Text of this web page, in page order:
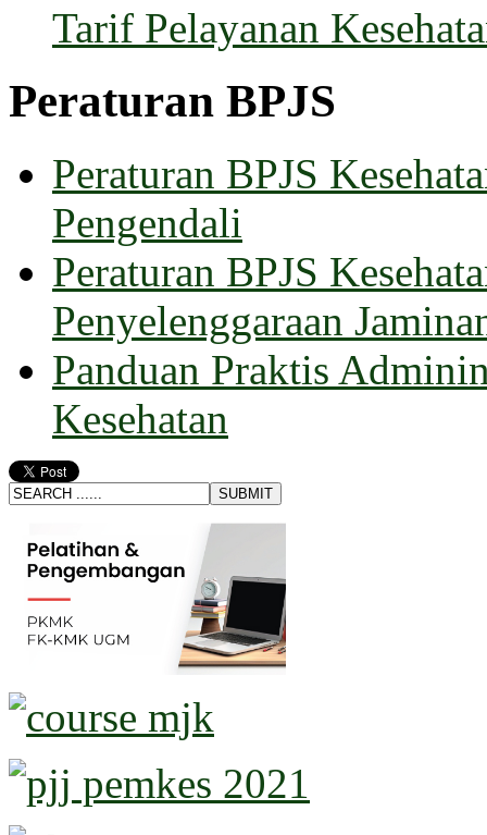
Tarif Pelayanan
Peraturan BPJS
Peraturan BPJS
Pengendali
Peraturan BPJS
Penyelenggaraan
Panduan Praktis
Kesehatan